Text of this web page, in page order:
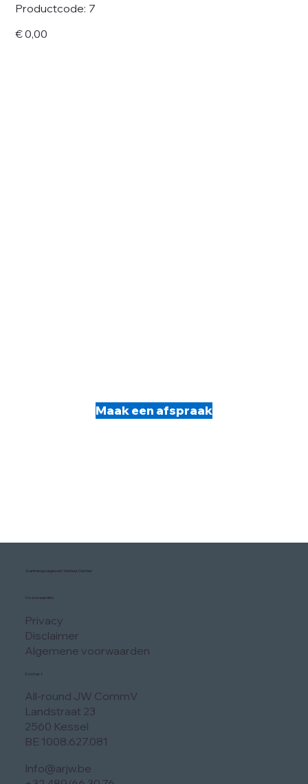
Productcode: Productcode
7
7
Prijs
€ 0,00
Maak een afspraak
Aanhangwagen en Verhuur Center
Voorwaarden
Privacy
Disclaimer
Algemene voorwaarden
Contact
All-round JW CommV
Landstraat 23
2560 Kessel
BE 1008.627.081
Info@arjw.be